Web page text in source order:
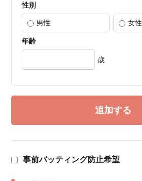
性別
男性 女性
年齢
歳
追加する
事前バッティング防止希望